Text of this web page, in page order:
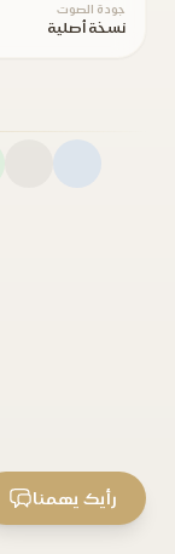
جودة الصوت
نسخة أصلية
رأيك يهمنا